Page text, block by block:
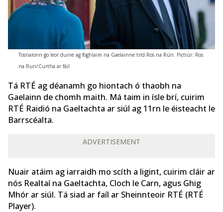
Tosnaíonn go leor duine ag foghlaim na Gaelainne tríd Ros na Rún. Pictiúr: Ros
na Run/Curtha ar fáil
Tá RTÉ ag déanamh go hiontach ó thaobh na
Gaelainn de chomh maith. Má taim in ísle brí, cuirim
RTÉ Raidió na Gaeltachta ar siúl ag 11rn le éisteacht le
Barrscéalta.
ADVERTISEMENT
Nuair atáim ag iarraidh mo scíth a ligint, cuirim cláir ar
nós Realtaí na Gaeltachta, Cloch le Carn, agus Ghig
Mhór ar siúl. Tá siad ar faíl ar Sheinnteoir RTÉ (RTÉ
Player).